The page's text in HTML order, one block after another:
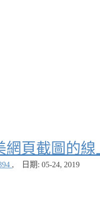
網頁截圖的
, 日期: 05-24, 2019